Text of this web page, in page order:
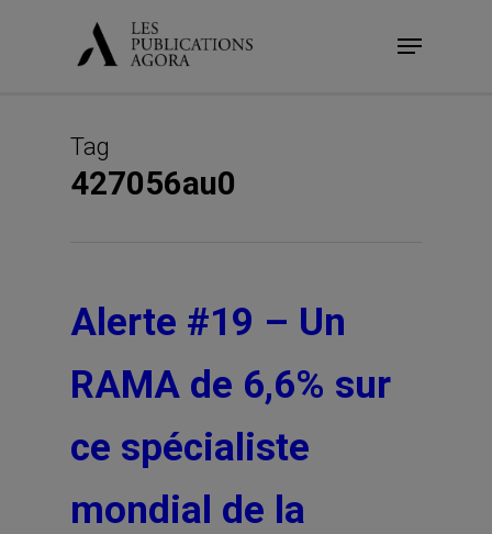
Menu
Tag
427056au0
Alerte #19 – Un
RAMA de 6,6% sur
ce spécialiste
mondial de la